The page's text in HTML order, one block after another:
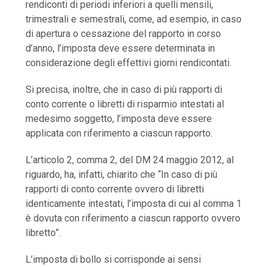
rendiconti di periodi inferiori a quelli mensili,
trimestrali e semestrali, come, ad esempio, in caso
di apertura o cessazione del rapporto in corso
d’anno, l’imposta deve essere determinata in
considerazione degli effettivi giorni rendicontati.
Si precisa, inoltre, che in caso di più rapporti di
conto corrente o libretti di risparmio intestati al
medesimo soggetto, l’imposta deve essere
applicata con riferimento a ciascun rapporto.
L’articolo 2, comma 2, del DM 24 maggio 2012, al
riguardo, ha, infatti, chiarito che “In caso di più
rapporti di conto corrente ovvero di libretti
identicamente intestati, l’imposta di cui al comma 1
è dovuta con riferimento a ciascun rapporto ovvero
libretto”.
L’imposta di bollo si corrisponde ai sensi